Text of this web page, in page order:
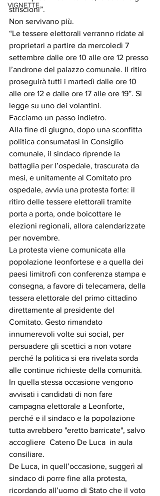
VIGNETTE
striscioni”.
Non servivano più.
“Le tessere elettorali verranno ridate ai
proprietari a partire da mercoledì 7
settembre dalle ore 10 alle ore 12 presso
l’androne del palazzo comunale. Il ritiro
proseguirà tutti i martedì dalle ore 10
alle ore 12 e dalle ore 17 alle ore 19”. Si
legge su uno dei volantini.
Facciamo un passo indietro.
Alla fine di giugno, dopo una sconfitta
politica consumatasi in Consiglio
comunale, il sindaco riprende la
battaglia per l’ospedale, trascurata da
mesi, e unitamente al Comitato pro
ospedale, avvia una protesta forte: il
ritiro delle tessere elettorali tramite
porta a porta, onde boicottare le
elezioni regionali, allora calendarizzate
per novembre.
La protesta viene comunicata alla
popolazione leonfortese e a quella dei
paesi limitrofi con conferenza stampa e
consegna, a favore di telecamera, della
tessera elettorale del primo cittadino
direttamente al presidente del
Comitato. Gesto rimandato
innumerevoli volte sui social, per
persuadere gli scettici a non votare
perché la politica si era rivelata sorda
alle continue richieste della comunità.
In quella stessa occasione vengono
avvisati i candidati di non fare
campagna elettorale a Leonforte,
perché e il sindaco e la popolazione
tutta avrebbero "eretto barricate", salvo
accogliere  Cateno De Luca  in aula
consiliare.
De Luca, in quell’occasione, suggerì al
sindaco di porre fine alla protesta,
ricordando all’uomo di Stato che il voto